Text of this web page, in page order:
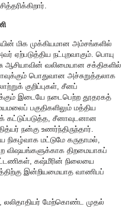
மிக முக்கியமான அம்சங்களில்
நட்புறவாகும். பொயு
ஆசியாவின் வலிமையான சக்திகளில்
பொதுவான அச்சுறுத்தலாக
குறிப்புகள், சீனப்
இடையே நடைபெற்ற தூதரகத்
பகுதிகளிலும் மத்திய
கட்டுப்படுத்த, சீனாவுடனான
நன்கு உணர்ந்திருந்தார்.
நிகழ்வாக மட்டுமே கருதாமல்,
விஷயங்களுக்காக திறமையாகப்
கஷ்மீரின் நிலையை
இன்றியமையாத வாணிபப்
லலிதாதியர் மேற்கொண்ட முதல்